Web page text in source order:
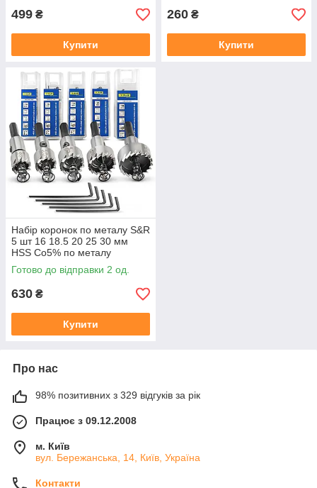
499 ₴
Купити
260 ₴
Купити
Набір коронок по металу S&R
5 шт 16 18.5 20 25 30 мм
HSS Co5% по металу
нержавіючій сталі
(109350005)
Готово до відправки 2 од.
630 ₴
Купити
Про нас
98% позитивних з 329 відгуків за рік
Працює з 09.12.2008
м. Київ
вул. Бережанська, 14, Київ, Україна
Контакти